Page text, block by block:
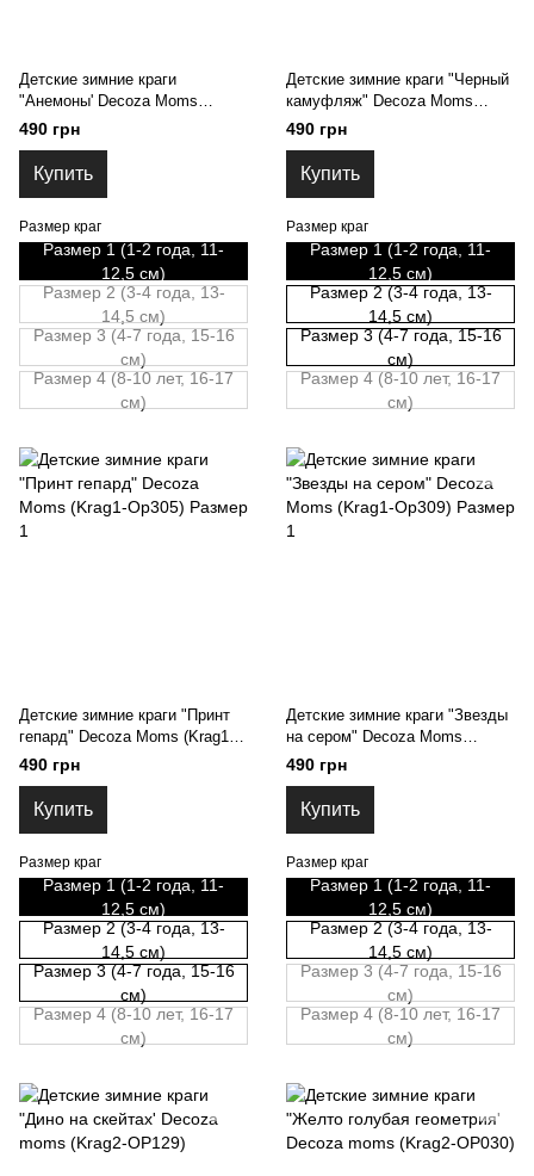
Детские зимние краги
"Анемоны' Decoza Moms
(Krag1-Op307) Размер 1
490 грн
Купить
Размер краг
Размер 1 (1-2 года, 11-
12,5 см)
Размер 2 (3-4 года, 13-
14,5 см)
Размер 3 (4-7 года, 15-16
см)
Размер 4 (8-10 лет, 16-17
см)
Детские зимние краги "Черный
камуфляж" Decoza Moms
(Krag1-Op306) Размер 1
490 грн
Купить
Размер краг
Размер 1 (1-2 года, 11-
12,5 см)
Размер 2 (3-4 года, 13-
14,5 см)
Размер 3 (4-7 года, 15-16
см)
Размер 4 (8-10 лет, 16-17
см)
Детские зимние краги "Принт
гепард" Decoza Moms (Krag1-
Op305) Размер 1
490 грн
Купить
Размер краг
Размер 1 (1-2 года, 11-
12,5 см)
Размер 2 (3-4 года, 13-
14,5 см)
Размер 3 (4-7 года, 15-16
см)
Размер 4 (8-10 лет, 16-17
см)
Детские зимние краги "Звезды
на сером" Decoza Moms
(Krag1-Op309) Размер 1
490 грн
Купить
Размер краг
Размер 1 (1-2 года, 11-
12,5 см)
Размер 2 (3-4 года, 13-
14,5 см)
Размер 3 (4-7 года, 15-16
см)
Размер 4 (8-10 лет, 16-17
см)